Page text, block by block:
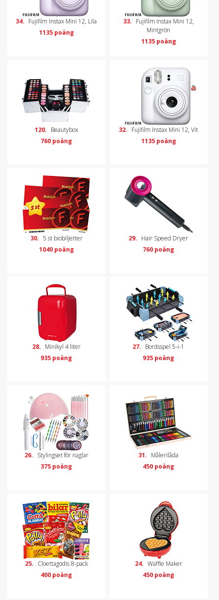
34. Fujifilm Instax Mini 12, Lila
1135 poäng
33. Fujifilm Instax Mini 12,
Mintgrön
1135 poäng
120. Beautybox
760 poäng
32. Fujifilm Instax Mini 12, Vit
1135 poäng
30. 5 st biobiljetter
1040 poäng
29. Hair Speed Dryer
760 poäng
28. Minikyl 4 liter
935 poäng
27. Bordsspel 5-i-1
935 poäng
26. Stylingset för naglar
375 poäng
31. Målerilåda
450 poäng
25. Cloettagodis 8-pack
400 poäng
24. Waffle Maker
450 poäng